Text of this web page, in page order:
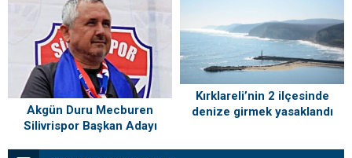
Akgün Duru Mecburen
Silivrispor Başkan Adayı
Kırklareli’nin 2 ilçesinde
denize girmek yasaklandı